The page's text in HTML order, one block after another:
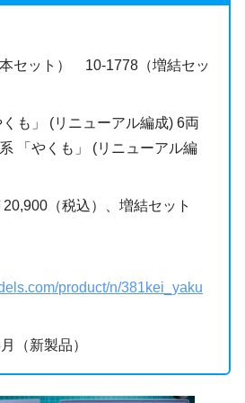
セット） 10-1778（増結セッ
も」 (リニューアル編成) 6両
「やくも」 (リニューアル編
（税込）、増結セット
product/n/381kei_yaku
（新製品）